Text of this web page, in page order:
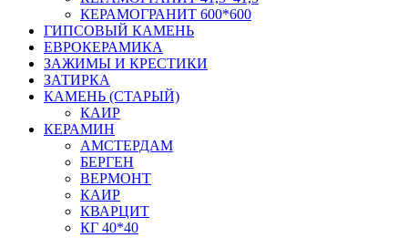
КЕРАМОГРАНИТ 600*600
ГИПСОВЫЙ КАМЕНЬ
ЕВРОКЕРАМИКА
ЗАЖИМЫ И КРЕСТИКИ
ЗАТИРКА
КАМЕНЬ (СТАРЫЙ)
КАИР
КЕРАМИН
АМСТЕРДАМ
БЕРГЕН
ВЕРМОНТ
КАИР
КВАРЦИТ
КГ 40*40